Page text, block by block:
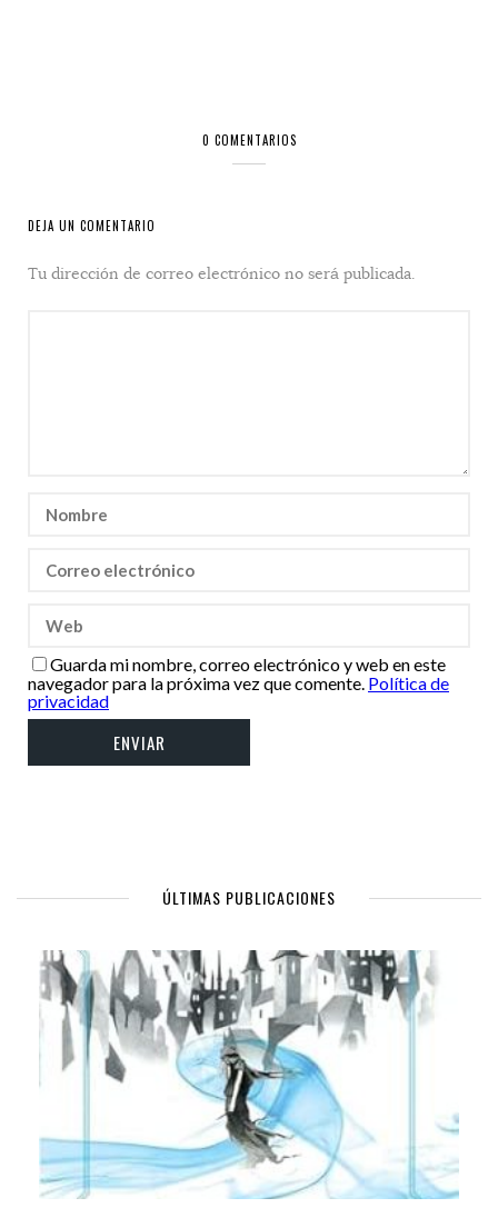
0 COMENTARIOS
DEJA UN COMENTARIO
Tu dirección de correo electrónico no será publicada.
Guarda mi nombre, correo electrónico y web en este
navegador para la próxima vez que comente. Política de
privacidad
ÚLTIMAS PUBLICACIONES